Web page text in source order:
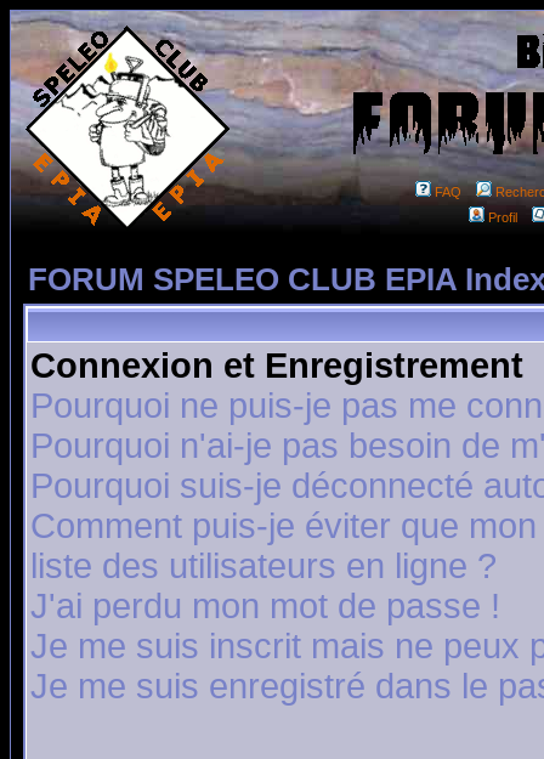
FAQ
Profil
FORUM SPELEO CLUB EPIA
Connexion et Enregistrement
Pourquoi ne puis-je pas me
Pourquoi n'ai-je pas besoin de
Pourquoi suis-je déconnecté
Comment puis-je éviter que
liste des utilisateurs en ligne ?
J'ai perdu mon mot de passe !
Je me suis inscrit mais ne peux
Je me suis enregistré dans le